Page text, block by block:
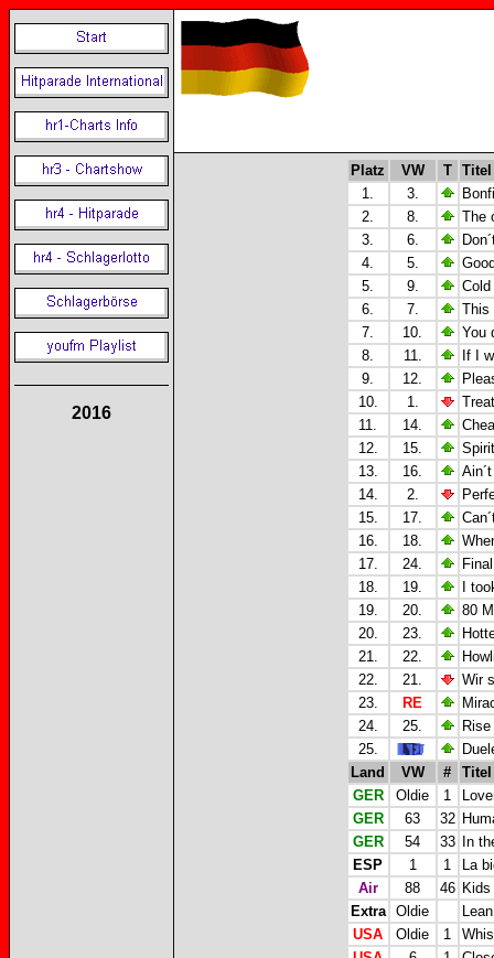
2016
Platz VW T
Titel
1.
3.
2.
8.
The
3.
6.
4.
5.
5.
9.
6.
7.
7.
10.
You
8.
11.
If I
9.
12.
10.
1.
11.
14.
12.
15.
13.
16.
14.
2.
15.
17.
16.
18.
17.
24.
18.
19.
I
19.
20.
80
20.
23.
21.
22.
22.
21.
Wir
23.
RE
24.
25.
25.
Land
VW #
Titel
GER
Oldie 1
GER
63 32
GER
54 33
In
ESP
1 1
La
Air
88 46
Extra
Oldie
USA
Oldie 1